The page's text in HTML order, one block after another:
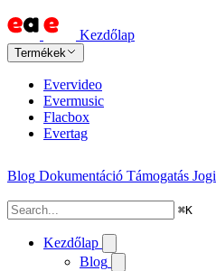
Kezdőlap
Termékek
Evervideo
Evermusic
Flacbox
Evertag
Blog Dokumentáció Támogatás
⌘K
Kezdőlap
Blog